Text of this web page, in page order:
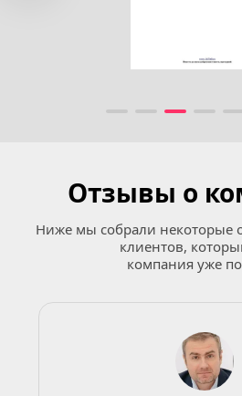
Отзывы о
Ниже мы собрали некоторые
клиентов,
компания уже